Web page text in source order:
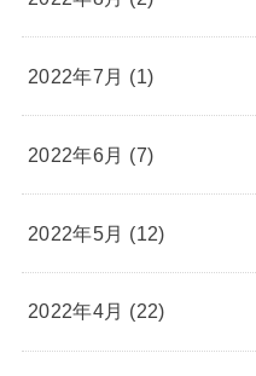
2022年7月 (1)
2022年6月 (7)
2022年5月 (12)
2022年4月 (22)